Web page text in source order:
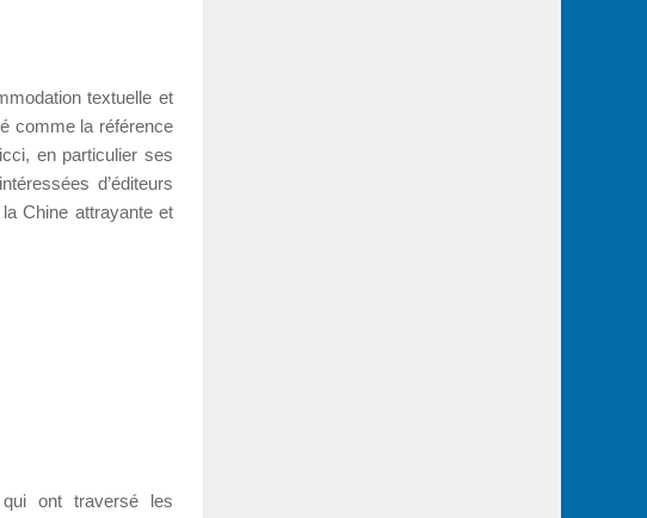
textuelle et
comme la référence
en particulier ses
d’éditeurs
Chine attrayante et
ont traversé les